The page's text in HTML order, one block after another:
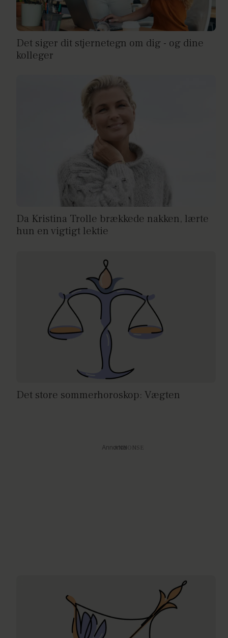
Det siger dit stjernetegn om dig - og dine
kolleger
Da Kristina Trolle brækkede nakken, lærte
hun en vigtigt lektie
Det store sommerhoroskop: Vægten
Annonce